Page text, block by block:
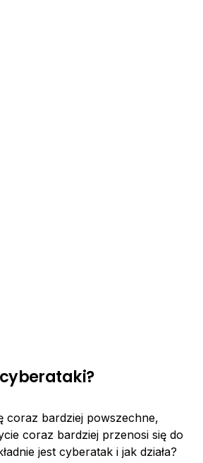
coraz bardziej powszechne,
coraz bardziej przenosi się do
jest cyberatak i jak działa?